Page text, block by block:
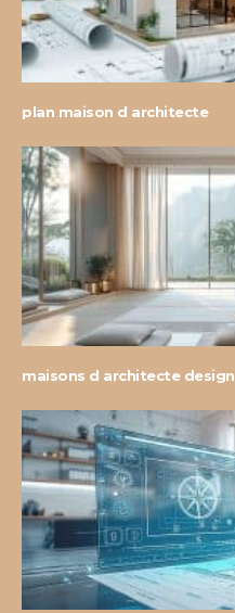
plan maison d architecte
maisons d architecte design